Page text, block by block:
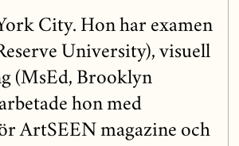
City. Hon har examen
University), visuell
(MsEd, Brooklyn
hon med
ArtSEEN magazine och